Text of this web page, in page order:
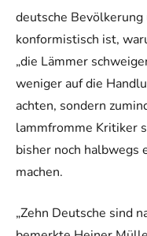
deutsche
konformistisch ist,
„die Lämmer
weniger auf die
achten, sondern
lammfromme Kritiker
bisher noch
machen.
„Zehn Deutsche sind